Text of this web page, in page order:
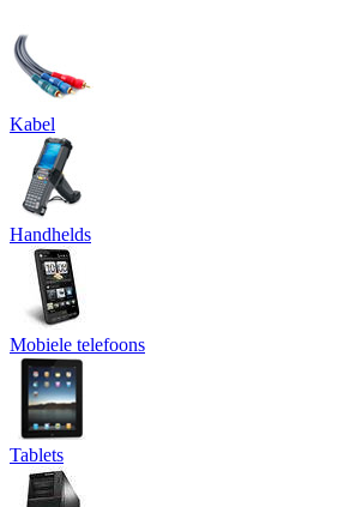
Kabel
Handhelds
Mobiele telefoons
Tablets